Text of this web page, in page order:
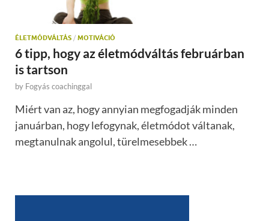
ÉLETMÓDVÁLTÁS / MOTIVÁCIÓ
6 tipp, hogy az életmódváltás februárban
is tartson
by Fogyás coachinggal
Miért van az, hogy annyian megfogadják minden
januárban, hogy lefogynak, életmódot váltanak,
megtanulnak angolul, türelmesebbek …